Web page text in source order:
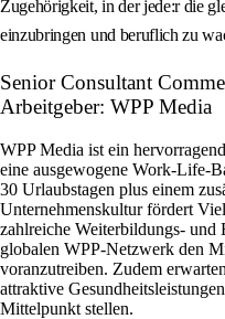
Zugehörigkeit, in der jede:r die
einzubringen und beruflich zu
Senior Consultant
Arbeitgeber: WPP Media
WPP Media ist ein
eine ausgewogene Work-Life-
30 Urlaubstagen plus einem
Unternehmenskultur fördert
zahlreiche Weiterbildungs-
globalen WPP-Netzwerk den
voranzutreiben. Zudem
attraktive
Mittelpunkt stellen.